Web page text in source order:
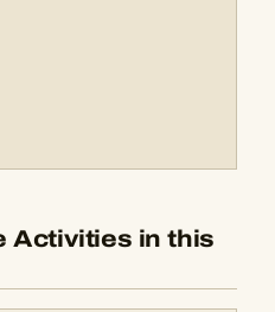
Activities in this